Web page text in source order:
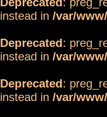
instead in /var/
Deprecated:
instead in /var/
Deprecated:
instead in /var/